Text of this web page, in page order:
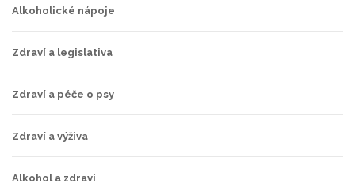
Alkoholické nápoje
Zdraví a legislativa
Zdraví a péče o psy
Zdraví a výživa
Alkohol a zdraví